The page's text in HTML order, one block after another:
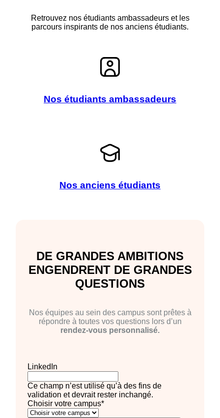
Retrouvez nos étudiants ambassadeurs et les
parcours inspirants de nos anciens étudiants.
Nos étudiants ambassadeurs
Nos anciens étudiants
DE GRANDES AMBITIONS
ENGENDRENT DE GRANDES
QUESTIONS
Nos équipes au sein des campus sont prêtes à
répondre à toutes vos questions lors d’un
rendez-vous personnalisé.
LinkedIn
Ce champ n’est utilisé qu’à des fins de
validation et devrait rester inchangé.
Choisir votre campus*